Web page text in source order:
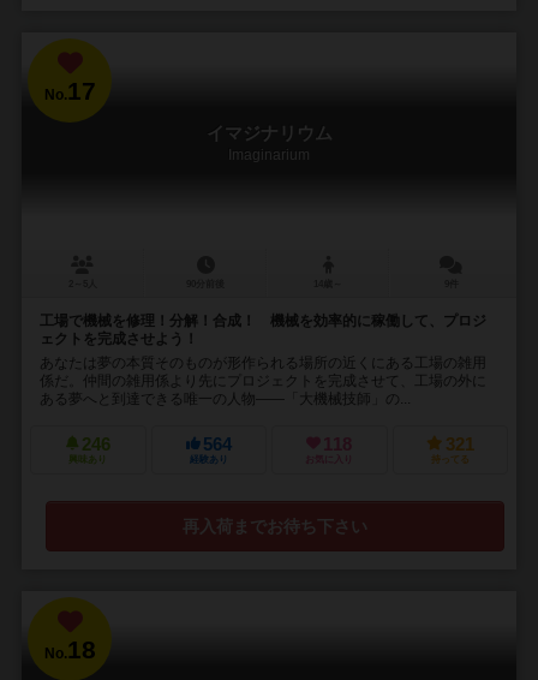
No.17
イマジナリウム
Imaginarium
工場で機械を修理！分解！合成！ 機械を効率的に稼働して、プロジ
ェクトを完成させよう！
あなたは夢の本質そのものが形作られる場所の近くにある工場の雑用
係だ。仲間の雑用係より先にプロジェクトを完成させて、工場の外に
ある夢へと到達できる唯一の人物――「大機械技師」の...
246
興味あり
564
経験あり
118
お気に入り
321
持ってる
再入荷までお待ち下さい
No.18